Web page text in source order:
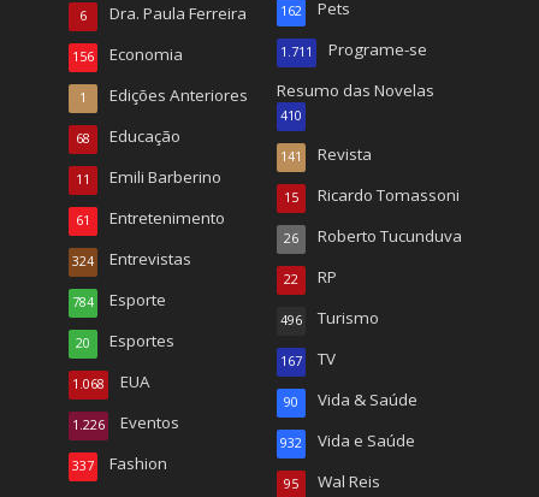
Dra. Paula Ferreira
6
Economia
156
Edições Anteriores
1
Educação
68
Emili Barberino
11
Entretenimento
61
Entrevistas
324
Esporte
784
Esportes
20
EUA
1.068
Eventos
1.226
Fashion
337
Pets
162
Programe-se
1.711
Resumo das Novelas
410
Revista
141
Ricardo Tomassoni
15
Roberto Tucunduva
26
RP
22
Turismo
496
TV
167
Vida & Saúde
90
Vida e Saúde
932
Wal Reis
95